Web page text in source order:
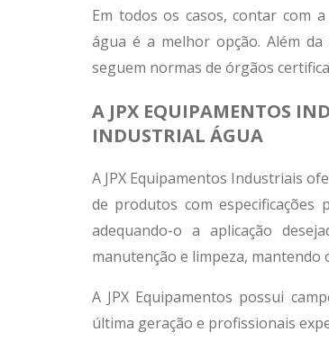
Em todos os casos, contar com
água é a melhor opção. Além
seguem normas de órgãos
A JPX EQUIPAMENTOS
INDUSTRIAL ÁGUA
A JPX Equipamentos Industriais
de produtos com especificações
adequando-o a aplicação
manutenção e limpeza,
A JPX Equipamentos possui
última geração e profissionais